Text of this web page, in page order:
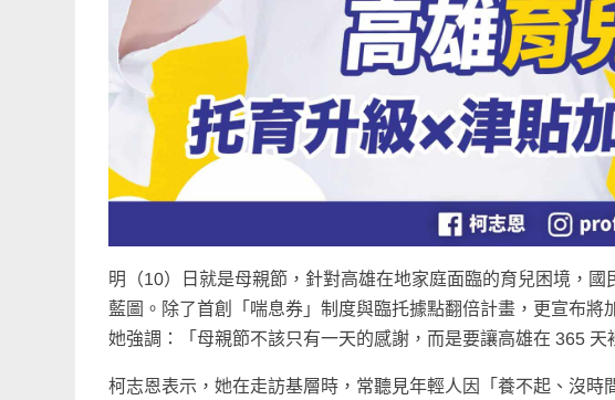
明（10）日就是母親節，針對高雄在地家庭面臨的育兒困境，
藍圖。除了首創「喘息券」制度與臨托據點翻倍計畫，更宣布將
她強調：「母親節不該只有一天的感謝，而是要讓高雄在 365 天
柯志恩表示，她在走訪基層時，常聽見年輕人因「養不起、沒